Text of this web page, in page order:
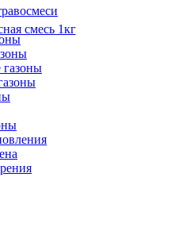
газоны